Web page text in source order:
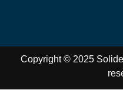
Copyright © 2025